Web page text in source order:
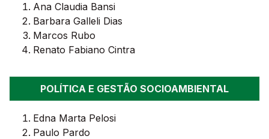
Ana Claudia Bansi
Barbara Galleli Dias
Marcos Rubo
Renato Fabiano Cintra
POLÍTICA E GESTÃO SOCIOAMBIENTAL
Edna Marta Pelosi
Paulo Pardo